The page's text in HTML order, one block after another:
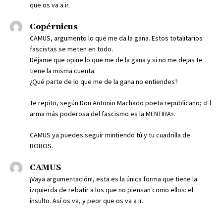
que os va a ir.
Copérnicus
CAMUS, argumento lo que me da la gana. Estos totalitarios
fascistas se meten en todo.
Déjame que opine lo que me de la gana y si no me dejas te
tiene la misma cuenta.
¿Qué parte de lo que me de la gana no entiendes?
Te repito, según Don Antonio Machado poeta republicano; «El
arma más poderosa del fascismo es la MENTIRA».
CAMUS ya puedes seguir mintiendo tú y tu cuadrilla de
BOBOS.
CAMUS
¡Vaya argumentación!, esta es la única forma que tiene la
izquierda de rebatir a los que no piensan como ellos: el
insulto. Así os va, y peor que os va a ir.